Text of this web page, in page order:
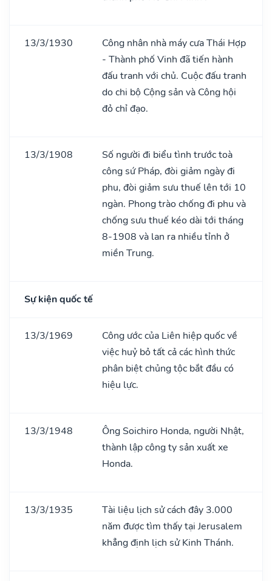
13/3/1930
Công nhân nhà máy cưa Thái Hợp
- Thành phố Vinh đã tiến hành
đấu tranh với chủ. Cuộc đấu tranh
do chi bộ Cộng sản và Công hội
đỏ chỉ đạo.
13/3/1908
Số người đi biểu tình trước toà
công sứ Pháp, đòi giảm ngày đi
phu, đòi giảm sưu thuế lên tới 10
ngàn. Phong trào chống đi phu và
chống sưu thuế kéo dài tới tháng
8-1908 và lan ra nhiều tỉnh ở
miền Trung.
Sự kiện quốc tế
13/3/1969
Công ước của Liên hiệp quốc về
việc huỷ bỏ tất cả các hình thức
phân biệt chủng tộc bắt đầu có
hiệu lực.
13/3/1948
Ông Soichiro Honda, người Nhật,
thành lập công ty sản xuất xe
Honda.
13/3/1935
Tài liệu lịch sử cách đây 3.000
năm được tìm thấy tại Jerusalem
khẳng định lịch sử Kinh Thánh.